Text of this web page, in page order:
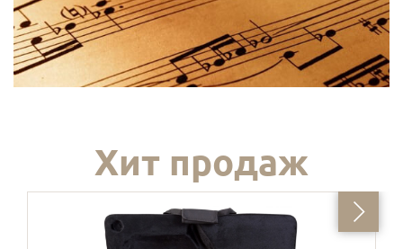
Хит продаж